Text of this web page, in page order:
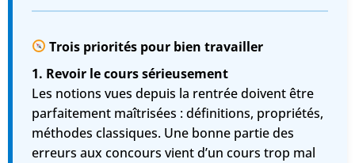
Trois priorités pour bien travailler
1. Revoir le cours sérieusement
Les notions vues depuis la rentrée doivent être
parfaitement maîtrisées : définitions, propriétés,
méthodes classiques. Une bonne partie des
erreurs aux concours vient d’un cours trop mal